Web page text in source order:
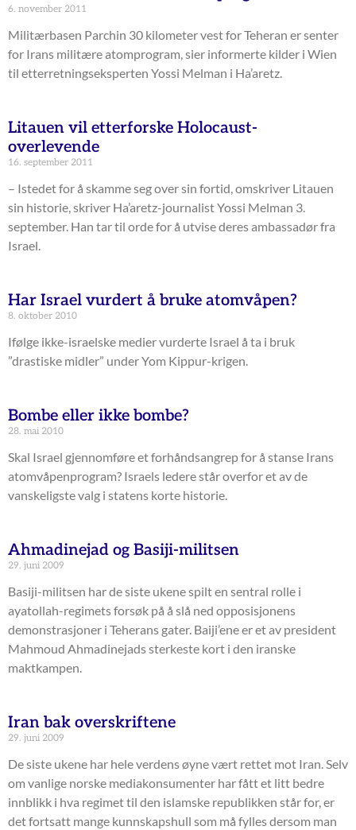
6. november 2011
Militærbasen Parchin 30 kilometer vest for Teheran er senter
for Irans militære atomprogram, sier informerte kilder i Wien
til etterretningseksperten Yossi Melman i Ha’aretz.
Litauen vil etterforske Holocaust-
overlevende
16. september 2011
– Istedet for å skamme seg over sin fortid, omskriver Litauen
sin historie, skriver Ha’aretz-journalist Yossi Melman 3.
september. Han tar til orde for å utvise deres ambassadør fra
Israel.
Har Israel vurdert å bruke atomvåpen?
8. oktober 2010
Ifølge ikke-israelske medier vurderte Israel å ta i bruk
”drastiske midler” under Yom Kippur-krigen.
Bombe eller ikke bombe?
28. mai 2010
Skal Israel gjennomføre et forhåndsangrep for å stanse Irans
atomvåpenprogram? Israels ledere står overfor et av de
vanskeligste valg i statens korte historie.
Ahmadinejad og Basiji-militsen
29. juni 2009
Basiji-militsen har de siste ukene spilt en sentral rolle i
ayatollah-regimets forsøk på å slå ned opposisjonens
demonstrasjoner i Teherans gater. Baiji’ene er et av president
Mahmoud Ahmadinejads sterkeste kort i den iranske
maktkampen.
Iran bak overskriftene
29. juni 2009
De siste ukene har hele verdens øyne vært rettet mot Iran. Selv
om vanlige norske mediakonsumenter har fått et litt bedre
innblikk i hva regimet til den islamske republikken står for, er
det fortsatt mange kunnskapshull som må fylles dersom man